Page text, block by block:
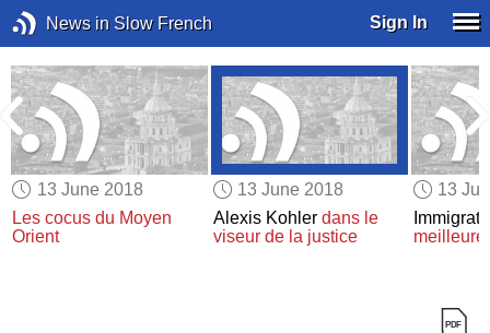
News in Slow French Sign In
13 June 2018
Les cocus du Moyen
Orient
13 June 2018
Alexis Kohler dans le
viseur de la justice
13
meilleure